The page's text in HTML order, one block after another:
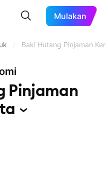
Mulakan
Baki Hutang Pinjaman
Pinjaman